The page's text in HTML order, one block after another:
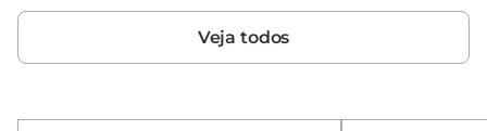
Veja todos